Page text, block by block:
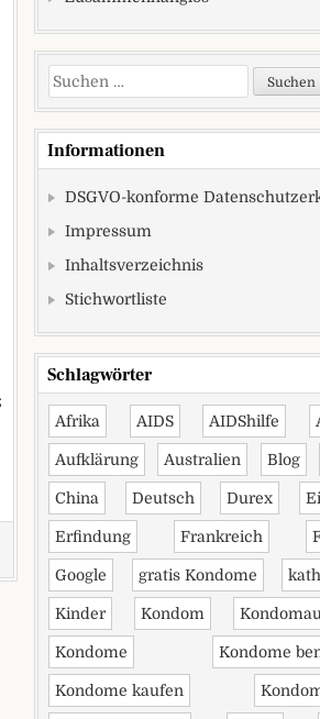
Christmas…. nicht.
Suchen nach:
Informationen
DSGVO-konforme
Impressum
Inhaltsverzeichnis
Stichwortliste
Schlagwörter
Afrika AIDS AIDShilfe
Aufklärung Australien Blog
China Deutsch Durex
Erfindung Frankreich
Google gratis Kondome
Kinder Kondom
Kondome Kondome
Kondome kaufen